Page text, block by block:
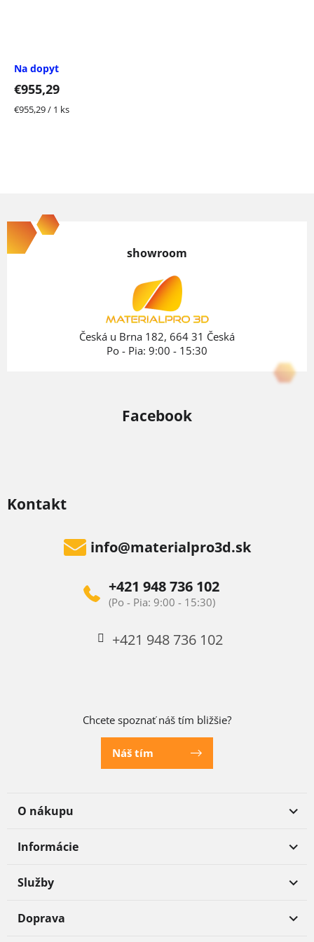
Na dopyt
€955,29
Jednotková
€955,29 / 1 ks
á
p
Kontakt
info@materialpro3d.sk
+421 948 736 102
+421 948 736 102
Chcete spoznať náš tím bližšie?
Náš tím
O nákupu
Informácie
Služby
showroom
Česká u Brna 182, 664 31 Česká
Po - Pia: 9:00 - 15:30
Facebook
Doprava